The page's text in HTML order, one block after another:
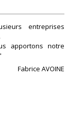
entreprises
apportons notre
Fabrice AVOINE